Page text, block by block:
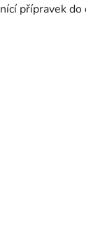
přípravek do